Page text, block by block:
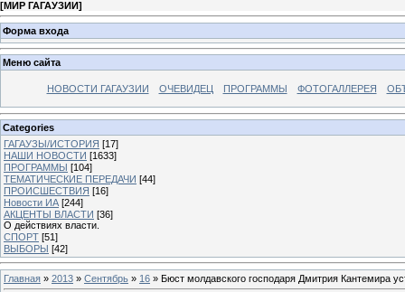
[МИР ГАГАУЗИИ]
Форма входа
Меню сайта
НОВОСТИ ГАГАУЗИИ ОЧЕВИДЕЦ ПРОГРАММЫ ФОТОГАЛЛЕРЕЯ
Categories
ГАГАУЗЫ/ИСТОРИЯ [17]
НАШИ НОВОСТИ [1633]
ПРОГРАММЫ [104]
ТЕМАТИЧЕСКИЕ ПЕРЕДАЧИ [44]
ПРОИСШЕСТВИЯ [16]
Новости ИА [244]
АКЦЕНТЫ ВЛАСТИ [36]
О действиях власти.
СПОРТ [51]
ВЫБОРЫ [42]
Главная » 2013 » Сентябрь » 16 » Бюст молдавского господаря Дмитрия Кантемира